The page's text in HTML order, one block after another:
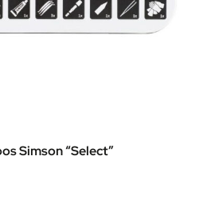
Simson “Select”